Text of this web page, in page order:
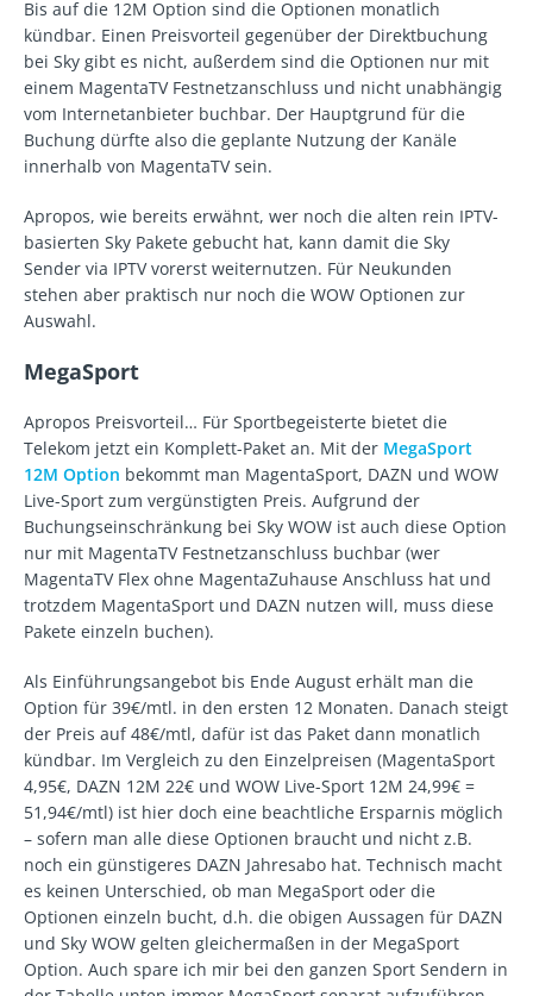
Bis auf die 12M Option sind die Optionen monatlich
kündbar. Einen Preisvorteil gegenüber der Direktbuchung
bei Sky gibt es nicht, außerdem sind die Optionen nur mit
einem MagentaTV Festnetzanschluss und nicht unabhängig
vom Internetanbieter buchbar. Der Hauptgrund für die
Buchung dürfte also die geplante Nutzung der Kanäle
innerhalb von MagentaTV sein.
Apropos, wie bereits erwähnt, wer noch die alten rein IPTV-
basierten Sky Pakete gebucht hat, kann damit die Sky
Sender via IPTV vorerst weiternutzen. Für Neukunden
stehen aber praktisch nur noch die WOW Optionen zur
Auswahl.
MegaSport
Apropos Preisvorteil… Für Sportbegeisterte bietet die
Telekom jetzt ein Komplett-Paket an. Mit der MegaSport
12M Option bekommt man MagentaSport, DAZN und WOW
Live-Sport zum vergünstigten Preis. Aufgrund der
Buchungseinschränkung bei Sky WOW ist auch diese Option
nur mit MagentaTV Festnetzanschluss buchbar (wer
MagentaTV Flex ohne MagentaZuhause Anschluss hat und
trotzdem MagentaSport und DAZN nutzen will, muss diese
Pakete einzeln buchen).
Als Einführungsangebot bis Ende August erhält man die
Option für 39€/mtl. in den ersten 12 Monaten. Danach steigt
der Preis auf 48€/mtl, dafür ist das Paket dann monatlich
kündbar. Im Vergleich zu den Einzelpreisen (MagentaSport
4,95€, DAZN 12M 22€ und WOW Live-Sport 12M 24,99€ =
51,94€/mtl) ist hier doch eine beachtliche Ersparnis möglich
– sofern man alle diese Optionen braucht und nicht z.B.
noch ein günstigeres DAZN Jahresabo hat. Technisch macht
es keinen Unterschied, ob man MegaSport oder die
Optionen einzeln bucht, d.h. die obigen Aussagen für DAZN
und Sky WOW gelten gleichermaßen in der MegaSport
Option. Auch spare ich mir bei den ganzen Sport Sendern in